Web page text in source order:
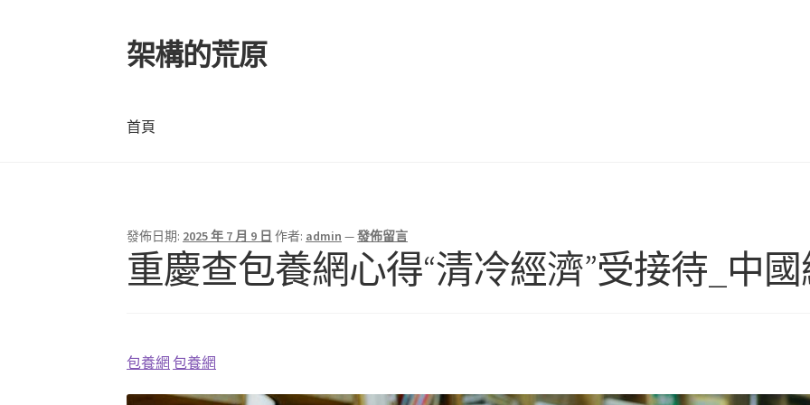
跳
至
覽
列
跳
至
要
內
架構的荒原
首頁
發佈日期: 2025 年 7 月 9 日 作者: admin —發佈留言
重慶查包養網心得“清冷經濟”受接待_中
包養網 包養網